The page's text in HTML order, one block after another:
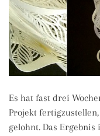
Es hat fast drei
Projekt
gelohnt. Das